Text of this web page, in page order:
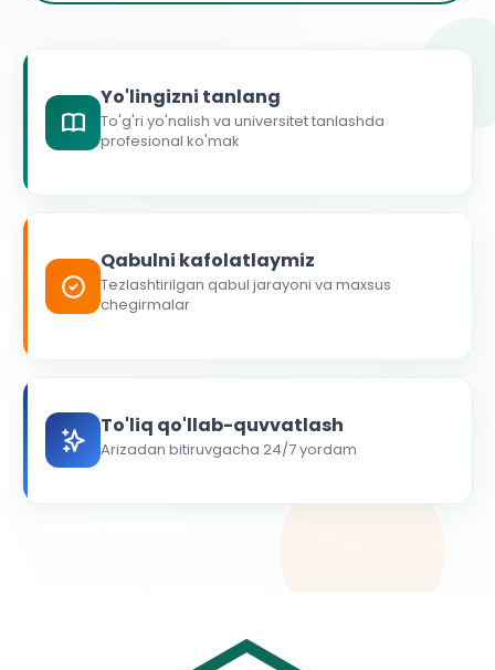
Yo'lingizni tanlang
To'g'ri yo'nalish va universitet tanlashda
profesional ko'mak
Qabulni kafolatlaymiz
Tezlashtirilgan qabul jarayoni va maxsus
chegirmalar
To'liq qo'llab-quvvatlash
Arizadan bitiruvgacha 24/7 yordam